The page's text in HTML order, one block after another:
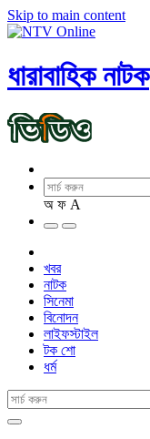
Skip to main content
ধারাবাহিক নাটক
অ ফ A
খবর
নাটক
সিনেমা
বিনোদন
লাইফস্টাইল
টক শো
ধর্ম